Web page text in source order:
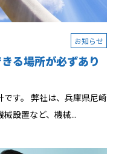
お知らせ
る場所が必ずあり
す。 弊社は、兵庫県尼崎
設置など、機械...